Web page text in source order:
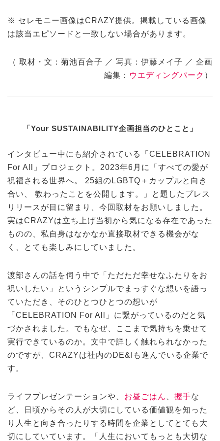
※ セレモニー画像はCRAZY提供。掲載している画像
は該当エピソードと一致しない場合があります。
（ 取材・文：菊池百合子 ／ 写真：伊藤メイ子 ／ 企画
編集： ウエディングパーク ）
「Your SUSTAINABILITY企画担当のひとこと」
インタビュー中にも紹介されている「CELEBRATION
For All」プロジェクト。2023年6月に「すべての愛が
祝福される世界へ。 25組のLGBTQ＋カップルと向き
合い、 教わったことを公開します。」と題したプレス
リリースが目に留まり、今回取材をお願いしました。
実はCRAZYは立ち上げ当初から気になる存在であった
ものの、私自身はなかなか直接取材できる機会がな
く、とても楽しみにしていました。
渡部さんの話を伺う中で「ただただ幸せなふたりをお
祝いしたい」というシンプルでまっすぐな想いを語っ
ていただき、そのひとつひとつの想いが
「CELEBRATION For All」に繋がっているのだと気
づかされました。でもなぜ、ここまで気持ちを乗せて
実行できているのか。文中で詳しく触れられなかった
のですが、CRAZYは社内のDE&Iも進んでいる企業で
す。
ライフプレゼンテーションや、 お昼ごはん 握手な
ど、日頃からその人が大切にしている価値観を知った
り人生と向き合ったりする時間を企業としてとても大
切にしていています。「人生においてもっとも大切な